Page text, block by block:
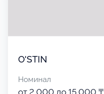
O'STIN
Номинал
от 2 000 до 15 000 ₸